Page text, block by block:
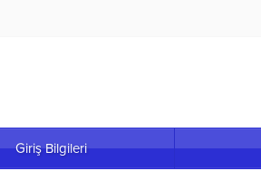
Giriş Bilgileri